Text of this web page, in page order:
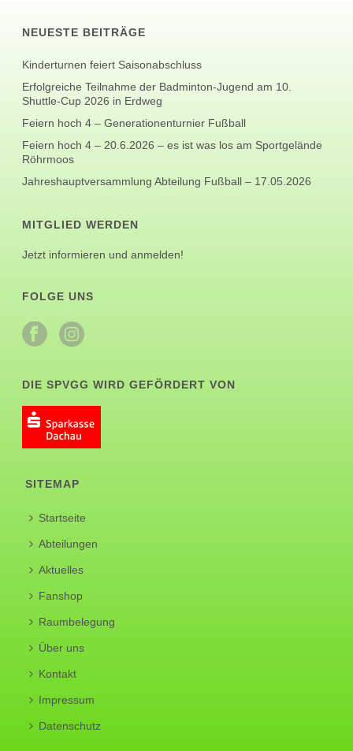
NEUESTE BEITRÄGE
Kinderturnen feiert Saisonabschluss
Erfolgreiche Teilnahme der Badminton-Jugend am 10.
Shuttle-Cup 2026 in Erdweg
Feiern hoch 4 – Generationenturnier Fußball
Feiern hoch 4 – 20.6.2026 – es ist was los am Sportgelände
Röhrmoos
Jahreshauptversammlung Abteilung Fußball – 17.05.2026
MITGLIED WERDEN
Jetzt informieren und anmelden!
FOLGE UNS
DIE SPVGG WIRD GEFÖRDERT VON
SITEMAP
Startseite
Abteilungen
Aktuelles
Fanshop
Raumbelegung
Über uns
Kontakt
Impressum
Datenschutz